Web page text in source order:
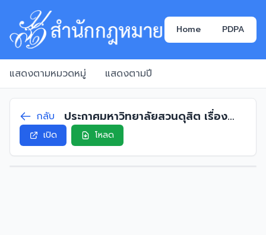
Home PDPA
แสดงตามหมวดหมู่ แสดงตามปี
กลับ
ประกาศมหาวิทยาลัยสวนดุสิต เรื่อง
ตำแหน่งพนักงานมหาวิทยาลัยสาย
สนับสนุน ประเภทวิชาชีพเฉพาะ หรือ
เปิด โหลด